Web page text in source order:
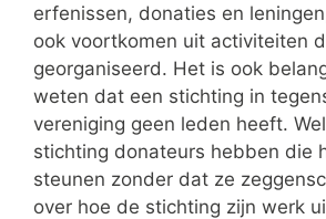
erfenissen, donaties en
ook voortkomen uit activiteiten
georganiseerd. Het is ook
weten dat een stichting in
vereniging geen leden heeft.
stichting donateurs hebben die
steunen zonder dat ze
over hoe de stichting zijn werk